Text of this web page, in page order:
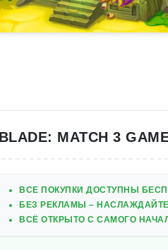
MATCH 3
ВСЕ ПОКУПКИ ДОСТУПНЫ
БЕЗ РЕКЛАМЫ –
ВСЁ ОТКРЫТО С САМОГО